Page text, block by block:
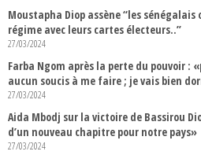
Moustapha Diop assène “les
régime avec leurs cartes électeurs..”
27/03/2024
Farba Ngom après la perte du pouvoir :
aucun soucis à me faire ; je vais bien
27/03/2024
Aida Mbodj sur la victoire de Bassirou
d’un nouveau chapitre pour notre pays»
27/03/2024